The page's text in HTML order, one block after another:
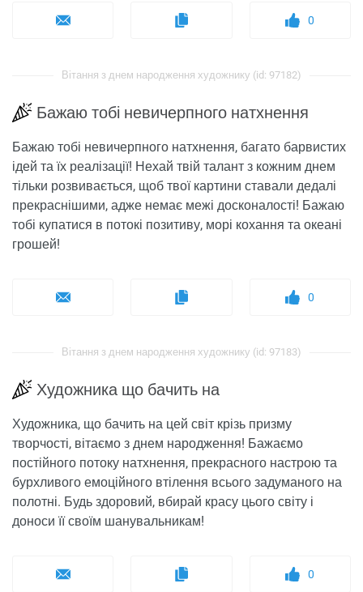
0
Вітання з днем ​​народження художнику (id: 97182)
Бажаю тобі невичерпного натхнення
Бажаю тобі невичерпного натхнення, багато барвистих
ідей та їх реалізації! Нехай твій талант з кожним днем ​​
тільки розвивається, щоб твої картини ставали дедалі
прекраснішими, адже немає межі досконалості! Бажаю
тобі купатися в потокі позитиву, морі кохання та океані
грошей!
0
Вітання з днем ​​народження художнику (id: 97183)
Художника що бачить на
Художника, що бачить на цей світ крізь призму
творчості, вітаємо з днем ​​народження! Бажаємо
постійного потоку натхнення, прекрасного настрою та
бурхливого емоційного втілення всього задуманого на
полотні. Будь здоровий, вбирай красу цього світу і
доноси її своїм шанувальникам!
0